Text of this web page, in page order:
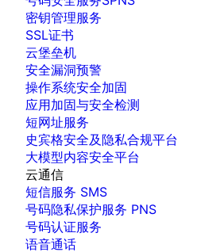
密钥管理服务
SSL证书
云堡垒机
安全漏洞预警
操作系统安全加固
应用加固与安全检测
短网址服务
史宾格安全及隐私合规平台
大模型内容安全平台
云通信
短信服务 SMS
号码隐私保护服务 PNS
号码认证服务
语音通话